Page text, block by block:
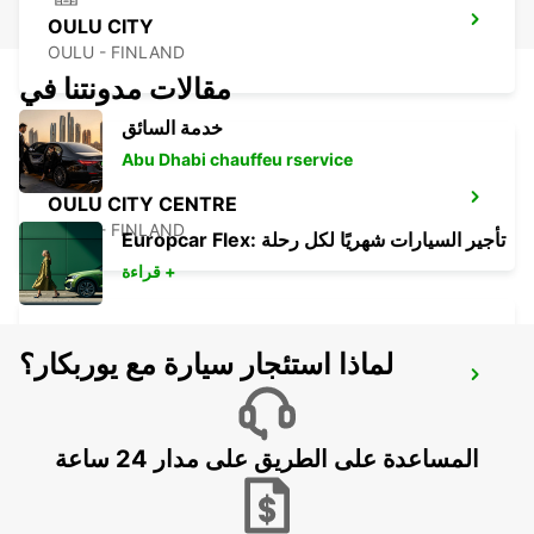
OULU CITY
OULU - FINLAND
OULU CITY CENTRE
OULU - FINLAND
KUOPIO AIRPORT
مقالات مدونتنا في
خدمة السائق
Abu Dhabi chauffeu rservice
Europcar Flex: تأجير السيارات شهريًا لكل رحلة
قراءة +
لماذا استئجار سيارة مع يوربكار؟
المساعدة على الطريق على مدار 24 ساعة